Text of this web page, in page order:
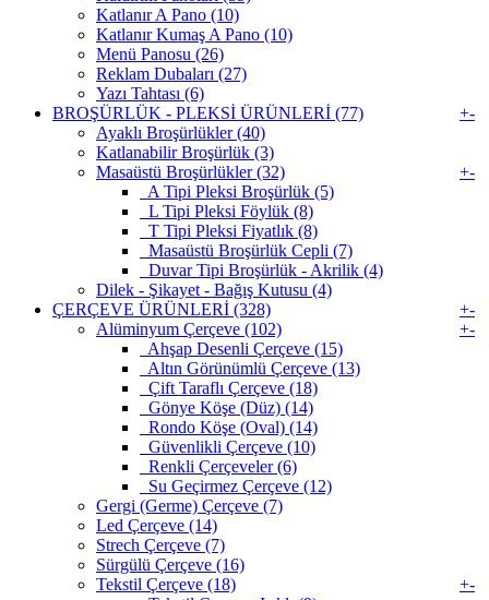
Katlanır A Pano (10)
Katlanır Kumaş A Pano (10)
Menü Panosu (26)
Reklam Dubaları (27)
Yazı Tahtası (6)
BROŞÜRLÜK - PLEKSİ ÜRÜNLERİ (77)
+-
Ayaklı Broşürlükler (40)
Katlanabilir Broşürlük (3)
Masaüstü Broşürlükler (32)
+-
A Tipi Pleksi Broşürlük (5)
L Tipi Pleksi Föylük (8)
T Tipi Pleksi Fiyatlık (8)
Masaüstü Broşürlük Cepli (7)
Duvar Tipi Broşürlük - Akrilik (4)
Dilek - Şikayet - Bağış Kutusu (4)
ÇERÇEVE ÜRÜNLERİ (328)
+-
Alüminyum Çerçeve (102)
+-
Ahşap Desenli Çerçeve (15)
Altın Görünümlü Çerçeve (13)
Çift Taraflı Çerçeve (18)
Gönye Köşe (Düz) (14)
Rondo Köşe (Oval) (14)
Güvenlikli Çerçeve (10)
Renkli Çerçeveler (6)
Su Geçirmez Çerçeve (12)
Gergi (Germe) Çerçeve (7)
Led Çerçeve (14)
Strech Çerçeve (7)
Sürgülü Çerçeve (16)
Tekstil Çerçeve (18)
+-